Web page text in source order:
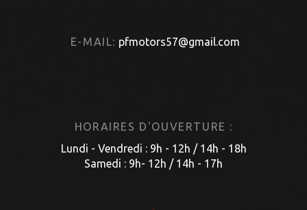
E-MAIL: pfmotors57@gmail.com
HORAIRES D'OUVERTURE :
Lundi - Vendredi : 9h - 12h / 14h - 18h
Samedi : 9h- 12h / 14h - 17h